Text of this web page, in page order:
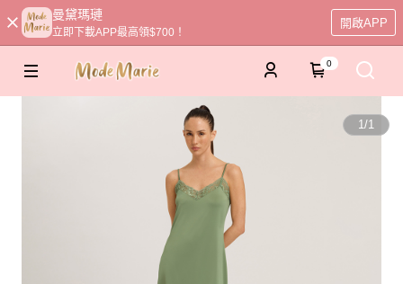
曼黛瑪璉
立即下載APP最高領$700！
開啟APP
0
1/1